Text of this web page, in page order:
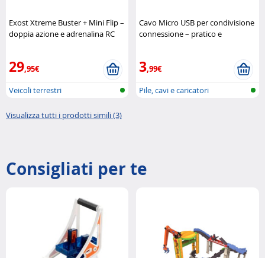
Exost Xtreme Buster + Mini Flip –
doppia azione e adrenalina RC
29,95€
Veicoli terrestri
Cavo Micro USB per condivisione
connessione – pratico e
3,99€
Pile, cavi e caricatori
Visualizza tutti i prodotti simili (3)
Consigliati per te